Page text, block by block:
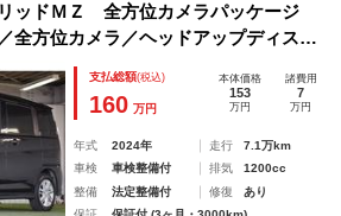
ッドＭＺ 全方位カメラパッケージ
全方位カメラ／ヘッドアップディスプ
ー／純正アルミ／ＬＥＤヘッドライト
パワースライドドア／レーダークルー
支払総額(税込)
160 万円
本体価格
153
万円
諸費用
7
万円
年式 2024年 走行
7.1万km
車検
車検整備付 排気
1200cc
整備
法定整備付 修復
あり